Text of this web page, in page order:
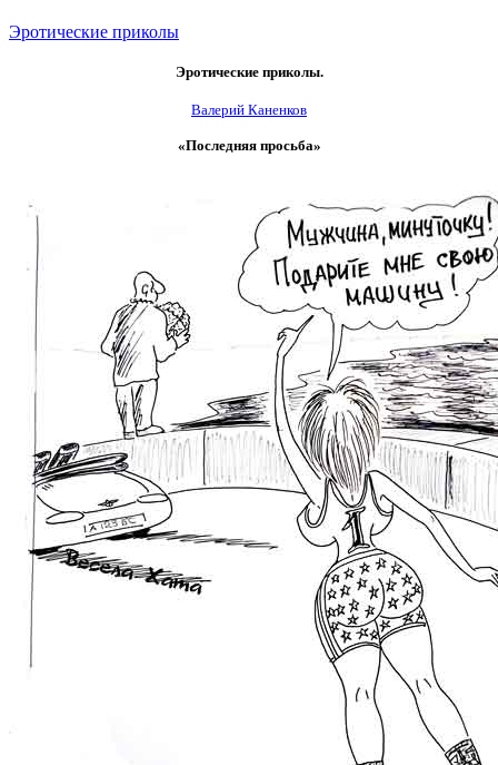
Эротические приколы
Эротические приколы.
Валерий Каненков
«Последняя просьба»